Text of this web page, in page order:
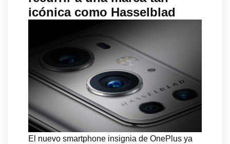
icónica como Hasselblad
El nuevo smartphone insignia de OnePlus ya